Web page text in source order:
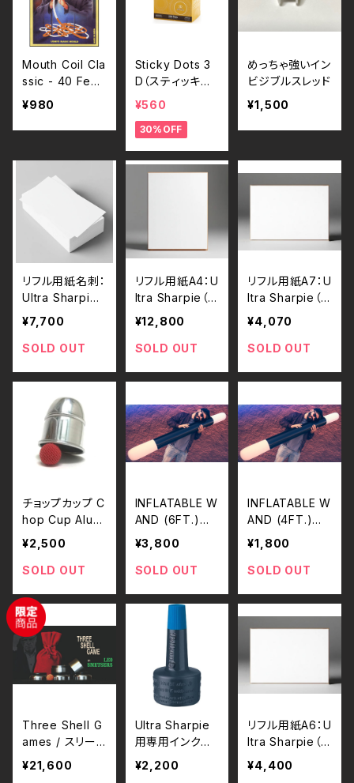
Mouth Coil Cla
ssic - 40 Feet
（マウス・コイル
ィート）
¥980
Sticky Dots 3
D（スティッキー
ドッツ 3D）直径
枚ロール入り
¥560
30%OFF
めっちゃ強いイン
ビジブルスレッド
¥1,500
リフル用紙名刺：
Ultra Sharpie
（ウルトラ・シャ
ーピー）
¥7,700
SOLD OUT
リフル用紙A4：U
ltra Sharpie（ウ
ルトラ・シャーピ
¥12,800
SOLD OUT
リフル用紙A7：U
ltra Sharpie（ウ
ルトラ・シャーピ
ー）
¥4,070
SOLD OUT
チョップカップ C
hop Cup Alumi
num by Bazar
de Magia
¥2,500
SOLD OUT
INFLATABLE W
AND (6FT.)
（インフレータブ
ル・ワンド／6フ
ィート＝約180c
¥3,800
SOLD OUT
INFLATABLE W
AND (4FT.)
（インフレータブ
ル・ワンド／4フ
ィート＝約120c
¥1,800
SOLD OUT
Three Shell G
ames / スリー
シェルゲーム by
Leo Smetsers
¥21,600
Ultra Sharpie
用専用インクリ
フル
¥2,200
リフル用紙A6：U
ltra Sharpie（ウ
ルトラ・シャーピ
ー）
¥4,400